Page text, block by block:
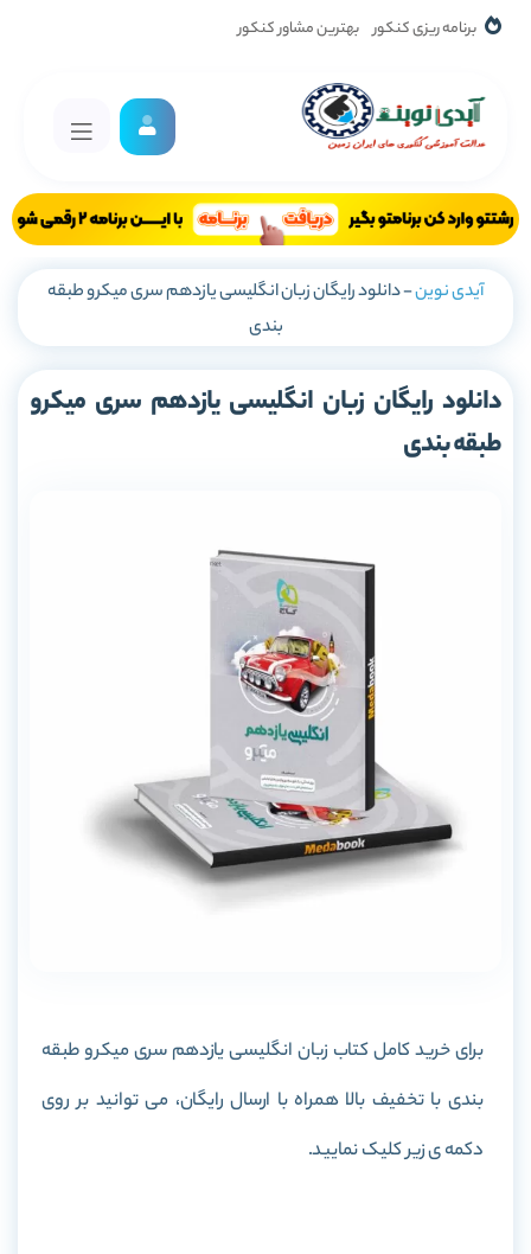
برنامه ریزی کنکور بهترین مشاور کنکور
آیدی نوین-دانلود رایگان زبان انگلیسی یازدهم سری میکرو طبقه
بندی
دانلود رایگان زبان انگلیسی یازدهم سری میکرو
طبقه بندی
برای خرید کامل کتاب زبان انگلیسی یازدهم سری میکرو طبقه
بندی با تخفیف بالا همراه با ارسال رایگان، می توانید بر روی
دکمه ی زیر کلیک نمایید.